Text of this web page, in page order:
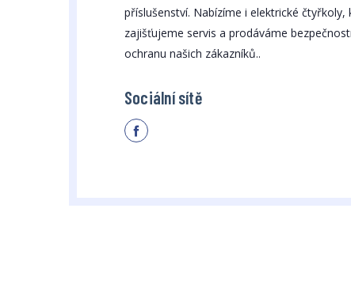
příslušenství. Nabízíme i elektrické
zajišťujeme servis a prodáváme
ochranu našich zákazníků..
Sociální sítě